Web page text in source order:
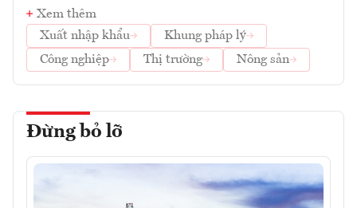
Xem thêm
Xuất nhập khẩu
Khung pháp lý
Công nghiệp
Thị trường Nông sản
Đừng bỏ lỡ